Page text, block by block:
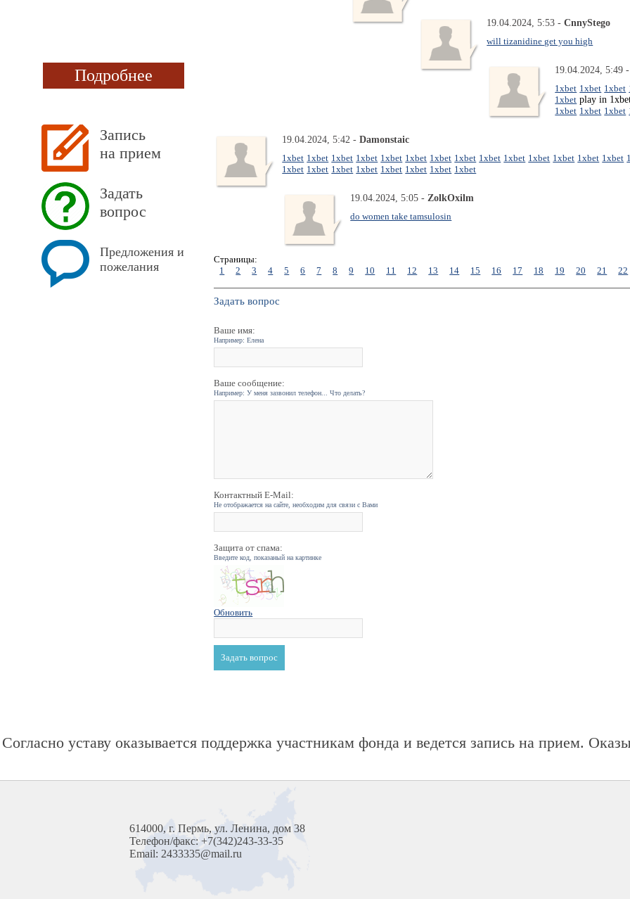
Подробнее
Запись
на прием
Задать
вопрос
Предложения и
пожелания
19.04.2024, 5:53 -CnnyStego
will tizanidine get you high
19.04.2024, 5:49
1xbet 1xbet 1xbet
1xbet play in
1xbet 1xbet 1xbet
19.04.2024, 5:42 -Damonstaic
1xbet 1xbet 1xbet 1xbet 1xbet 1xbet 1xbet 1xbet 1xbet 1xbet 1xbet 1xbet 1xbet 1xbet
1xbet 1xbet 1xbet 1xbet 1xbet 1xbet 1xbet 1xbet
19.04.2024, 5:05 -ZolkOxilm
do women take tamsulosin
Страницы:
1
2 3 4 5 6 7 8 9 10 11 12 13 14 15 16 17 18 19 20 21 22
Задать вопрос
Ваше имя:
Например: Елена
Ваше сообщение:
Например: У меня зазвонил телефон... Что делать?
Контактный E-Mail:
Не отображается на сайте, необходим для связи с Вами
Защита от спама:
Введите код, показаный на картинке
Обновить
Согласно уставу оказывается поддержка участникам фонда и ведется запись на прием.
614000, г. Пермь, ул. Ленина, дом 38
Телефон/факс: +7(342)243-33-35
Email: 2433335@mail.ru